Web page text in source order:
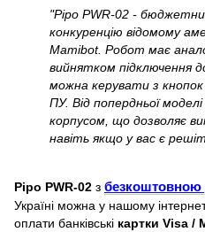
"Pipo PWR-02 -
конкуренцію відомому
Mamibot. Робот має
вийнятком
можна керувати з
ПУ. Від попердньої
корпусом, що дозволяє
навіть якщо у вас є
Pipo PWR-02 з безкоштовною
Україні можна у нашому
оплати банківські картки Visa /